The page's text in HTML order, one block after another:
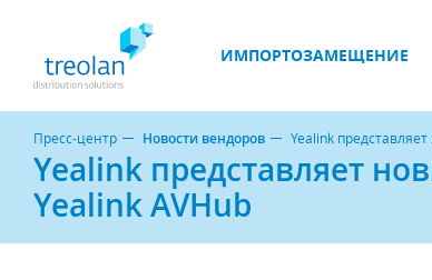
ИМПОРТОЗАМЕЩЕНИЕ
Пресс-центр Новости вендоров Yealink
Yealink представляет
Yealink AVHub